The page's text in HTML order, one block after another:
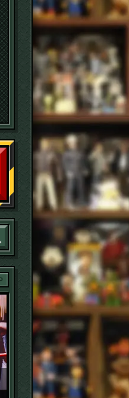
読者登録
POPULAR ENTRIES